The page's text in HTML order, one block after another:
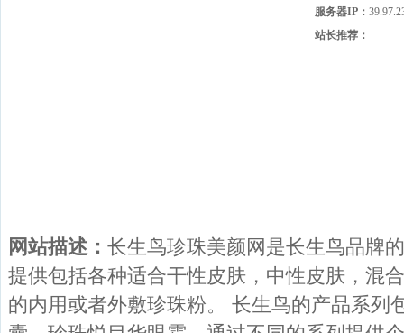
服务器IP：
站长推荐：
网站描述： 长生鸟珍珠美颜网是长生鸟品牌
提供包括各种适合干性皮肤，中性皮肤，混
的内用或者外敷珍珠粉。 长生鸟的产品系列